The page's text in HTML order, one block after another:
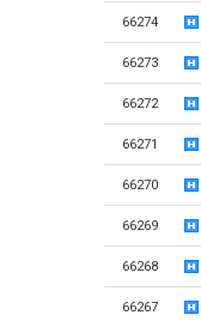
66274
66273
66272
66271
66270
66269
66268
66267